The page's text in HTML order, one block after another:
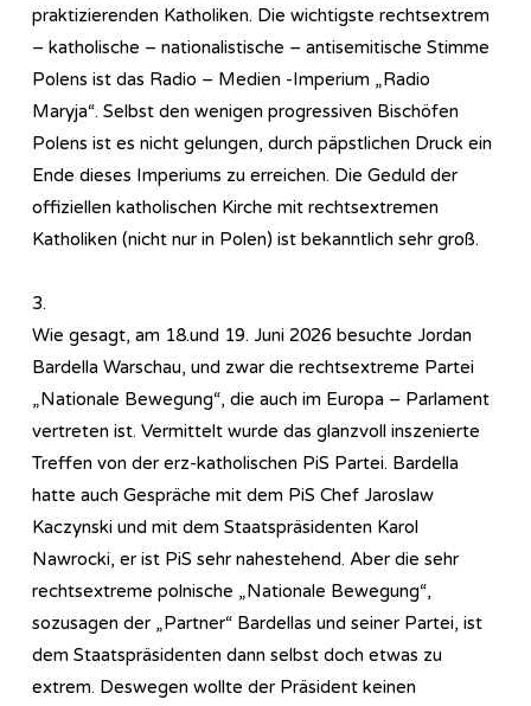
praktizierenden Katholiken. Die wichtigste rechtsextrem
– katholische – nationalistische – antisemitische Stimme
Polens ist das Radio – Medien -Imperium „Radio
Maryja“. Selbst den wenigen progressiven Bischöfen
Polens ist es nicht gelungen, durch päpstlichen Druck ein
Ende dieses Imperiums zu erreichen. Die Geduld der
offiziellen katholischen Kirche mit rechtsextremen
Katholiken (nicht nur in Polen) ist bekanntlich sehr groß.
3.
Wie gesagt, am 18.und 19. Juni 2026 besuchte Jordan
Bardella Warschau, und zwar die rechtsextreme Partei
„Nationale Bewegung“, die auch im Europa – Parlament
vertreten ist. Vermittelt wurde das glanzvoll inszenierte
Treffen von der erz-katholischen PiS Partei. Bardella
hatte auch Gespräche mit dem PiS Chef Jaroslaw
Kaczynski und mit dem Staatspräsidenten Karol
Nawrocki, er ist PiS sehr nahestehend. Aber die sehr
rechtsextreme polnische „Nationale Bewegung“,
sozusagen der „Partner“ Bardellas und seiner Partei, ist
dem Staatspräsidenten dann selbst doch etwas zu
extrem. Deswegen wollte der Präsident keinen